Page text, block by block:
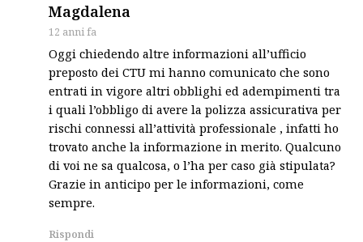
Magdalena
12 anni fa
Oggi chiedendo altre informazioni all’ufficio
preposto dei CTU mi hanno comunicato che sono
entrati in vigore altri obblighi ed adempimenti tra
i quali l’obbligo di avere la polizza assicurativa per
rischi connessi all’attività professionale , infatti ho
trovato anche la informazione in merito. Qualcuno
di voi ne sa qualcosa, o l’ha per caso già stipulata?
Grazie in anticipo per le informazioni, come
sempre.
Rispondi